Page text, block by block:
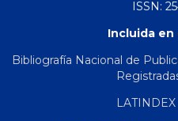
ISSN:
Incluida
Bibliografía Nacional de